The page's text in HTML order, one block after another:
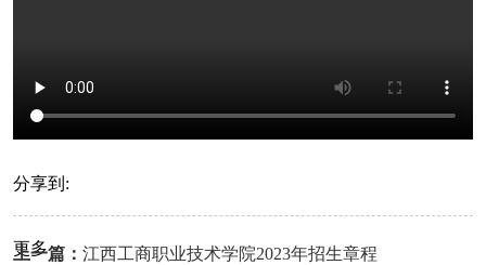
分享到:
更多
上一篇： 江西工商职业技术学院2023年招生章程